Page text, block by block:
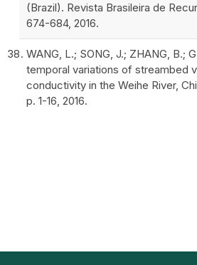
(Brazil). Revista Brasileira de
674-684, 2016.
WANG, L.; SONG, J.; ZHANG, B.;
temporal variations of streambed
conductivity in the Weihe River,
p. 1-16, 2016.